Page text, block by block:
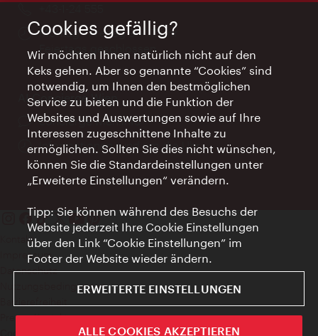
Öffnungszeiten:
Montag - Freitag 9 – 17 Uhr
Feiertags geschlossen
AI Concierge Wien
Ort:
concierge.wien.info
Öffnungszeiten:
Informationen rund um die Uhr
Kontakt
Impressum
Datenschutz
Nutzungsbedingungen
Presse-Kontakt
Cookie Einstellungen
Cookies gefällig?
Wir möchten Ihnen natürlich nicht auf den
Keks gehen. Aber so genannte “Cookies” sind
notwendig, um Ihnen den bestmöglichen
Service zu bieten und die Funktion der
Websites und Auswertungen sowie auf Ihre
Interessen zugeschnittene Inhalte zu
ermöglichen. Sollten Sie dies nicht wünschen,
können Sie die Standardeinstellungen unter
„Erweiterte Einstellungen“ verändern.
Tipp: Sie können während des Besuchs der
Website jederzeit Ihre Cookie Einstellungen
über den Link “Cookie Einstellungen” im
Footer der Website wieder ändern.
ERWEITERTE EINSTELLUNGEN
ALLE COOKIES AKZEPTIEREN